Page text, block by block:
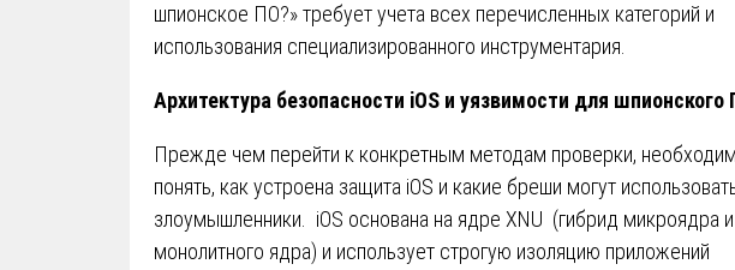
шпионское ПО?» требует учета всех перечисленных категорий и
использования специализированного инструментария.
Архитектура безопасности iOS и уязвимости для шпионского
Прежде чем перейти к конкретным методам проверки,
понять, как устроена защита iOS и какие бреши могут
злоумышленники. iOS основана на ядре XNU (гибрид микроядра и
монолитного ядра) и использует строгую изоляцию приложений